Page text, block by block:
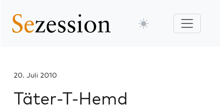
20. Juli 2010
Täter-T-Hemd